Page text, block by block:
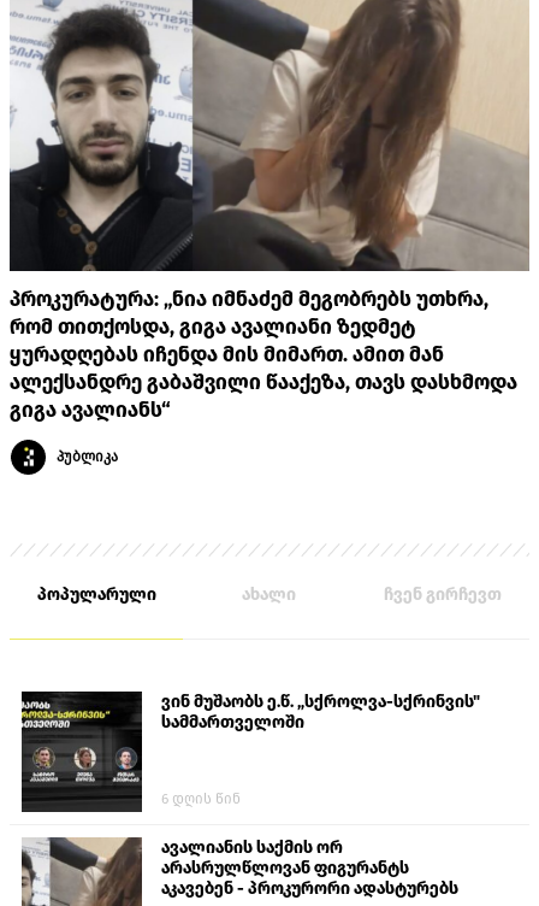
პროკურატურა: „ნია იმნაძემ მეგობრებს უთხრა,
რომ თითქოსდა, გიგა ავალიანი ზედმეტ
ყურადღებას იჩენდა მის მიმართ. ამით მან
ალექსანდრე გაბაშვილი წააქეზა, თავს დასხმოდა
გიგა ავალიანს“
პუბლიკა
პოპულარული ახალი ჩვენ გირჩევთ
ვინ მუშაობს ე.წ. „სქროლვა-სქრინვის"
სამმართველოში
6 დღის წინ
ავალიანის საქმის ორ
არასრულწლოვან ფიგურანტს
აკავებენ - პროკურორი ადასტურებს